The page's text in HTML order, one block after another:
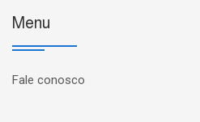
Menu
Fale conosco